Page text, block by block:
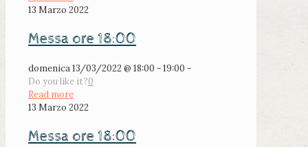
13 Marzo 2022
Messa ore 18:00
domenica 13/03/2022 @ 18:00 - 19:00 -
Do you like it?0
Read more
13 Marzo 2022
Messa ore 18:00